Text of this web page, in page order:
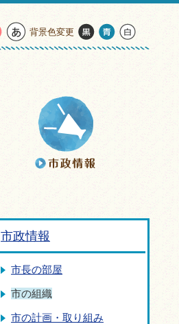
背景色変更
市政情報
市長の部屋
市の組織
市の計画・取り組み